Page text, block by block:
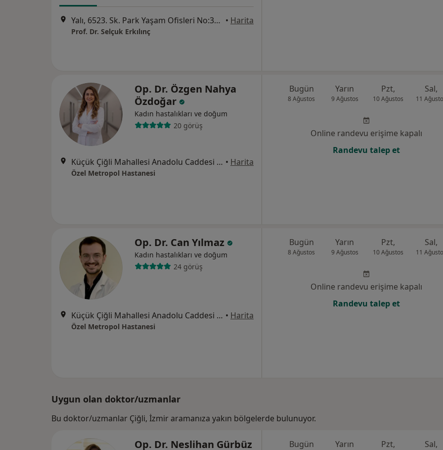
Yalı, 6523. Sk. Park Yaşam Ofisleri No:35550 No:32/A Kat:6 Daire:601, 35100 Karşıyaka/İzmir, İzmir • Harita
Prof. Dr. Selçuk Erkılınç
Op. Dr. Özgen Nahya
Özdoğar
Kadın hastalıkları ve doğum
20 görüş
Küçük Çiğli Mahallesi Anadolu Caddesi No:1169, Çiğli • Harita
Özel Metropol Hastanesi
Bugün
8 Ağustos
Yarın
9 Ağustos
Pzt,
10 Ağustos
Sal,
11
Online randevu erişime kapalı
Randevu talep et
Op. Dr. Can Yılmaz
Kadın hastalıkları ve doğum
24 görüş
Küçük Çiğli Mahallesi Anadolu Caddesi No:1169, Çiğli • Harita
Özel Metropol Hastanesi
Bugün
8 Ağustos
Yarın
9 Ağustos
Pzt,
10 Ağustos
Sal,
11
Online randevu erişime kapalı
Randevu talep et
Uygun olan doktor/uzmanlar
Bu doktor/uzmanlar Çiğli, İzmir aramanıza yakın bölgelerde bulunuyor.
Op. Dr. Neslihan Gürbüz Bugün Yarın Pzt, Sal,